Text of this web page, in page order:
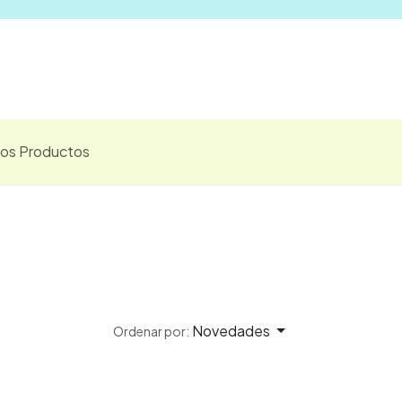
Productos
Ordenar por: Novedades